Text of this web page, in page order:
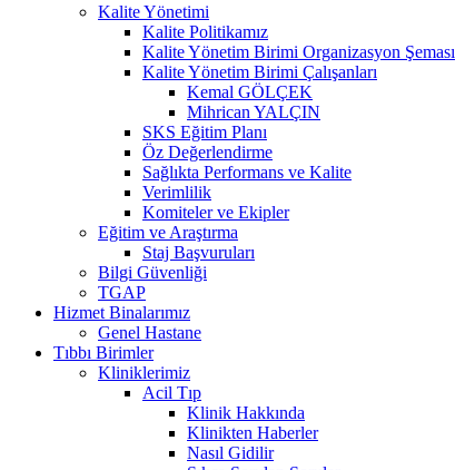
Kalite Yönetimi
Kalite Politikamız
Kalite Yönetim Birimi Organizasyon Şeması
Kalite Yönetim Birimi Çalışanları
Kemal GÖLÇEK
Mihrican YALÇIN
SKS Eğitim Planı
Öz Değerlendirme
Sağlıkta Performans ve Kalite
Verimlilik
Komiteler ve Ekipler
Eğitim ve Araştırma
Staj Başvuruları
Bilgi Güvenliği
TGAP
Hizmet Binalarımız
Genel Hastane
Tıbbı Birimler
Kliniklerimiz
Acil Tıp
Klinik Hakkında
Klinikten Haberler
Nasıl Gidilir